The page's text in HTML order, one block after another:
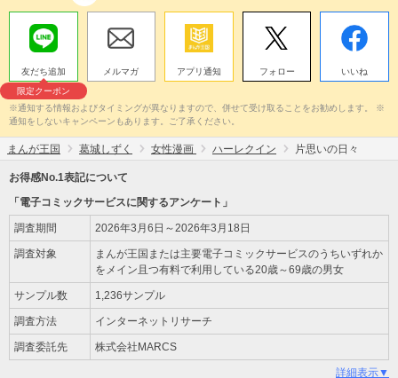
友だち追加
限定クーポン
メルマガ アプリ通知 フォロー いいね
※通知する情報およびタイミングが異なりますので、併せて受け取ることをお勧めします。 ※
通知をしないキャンペーンもあります。ご了承ください。
まんが王国 葛城しずく 女性漫画 ハーレクイン 片思いの日々
お得感No.1表記について
「電子コミックサービスに関するアンケート」
調査期間 2026年3月6日～2026年3月18日
調査対象
まんが王国または主要電子コミックサービスのうちいずれか
をメイン且つ有料で利用している20歳～69歳の男女
サンプル数 1,236サンプル
調査方法 インターネットリサーチ
調査委託先 株式会社MARCS
詳細表示▼